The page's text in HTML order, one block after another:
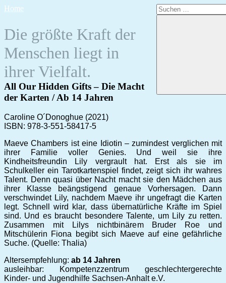
Zum
Home
Die größte Kraft der
Menschen liegt in
ihrer Vielfalt.
Suchen
nach:
All Our Hidden Gifts – Die Macht
der Karten / Ab 14 Jahren
Caroline O´Donoghue (2021)
ISBN: 978-3-551-58417-5
Maeve Chambers ist eine Idiotin – zumindest verglichen mit
ihrer Familie voller Genies. Und weil sie ihre
Kindheitsfreundin Lily vergrault hat. Erst als sie im
Schulkeller ein Tarotkartenspiel findet, zeigt sich ihr wahres
Talent. Denn quasi über Nacht macht sie den Mädchen aus
ihrer Klasse beängstigend genaue Vorhersagen. Dann
verschwindet Lily, nachdem Maeve ihr ungefragt die Karten
legt. Schnell wird klar, dass übernatürliche Kräfte im Spiel
sind. Und es braucht besondere Talente, um Lily zu retten.
Zusammen mit Lilys nichtbinärem Bruder Roe und
Mitschülerin Fiona begibt sich Maeve auf eine gefährliche
Suche. (Quelle: Thalia)
Altersempfehlung: ab 14 Jahren
ausleihbar: Kompetenzzentrum geschlechtergerechte
Kinder- und Jugendhilfe Sachsen-Anhalt e.V.